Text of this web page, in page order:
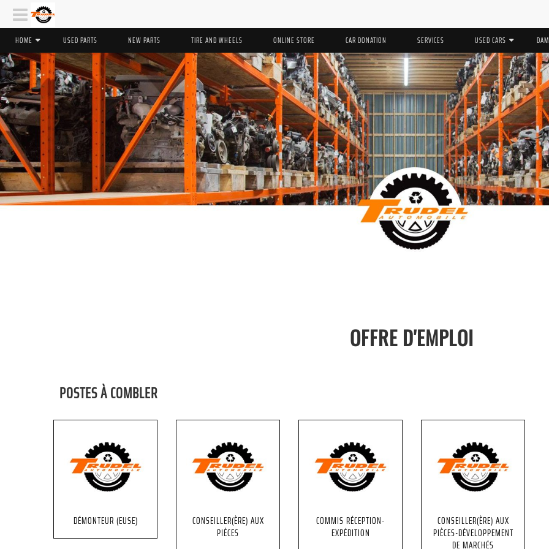
HOME USED PARTS NEW PARTS TIRE AND WHEELS ONLINE STORE CAR DONATION SERVICES USED CARS
OFFRE D'EMPLOI
POSTES À COMBLER
DÉMONTEUR (EUSE)
CONSEILLER(ÈRE) AUX
PIÈCES
COMMIS RÉCEPTION-
EXPÉDITION
CONSEILLER(ÈRE) AUX
PIÈCES-DÉVELOPPEMENT
DE MARCHÉS